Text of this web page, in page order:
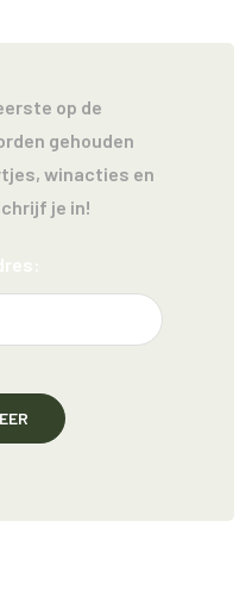
op de
gehouden
winacties en
je in!